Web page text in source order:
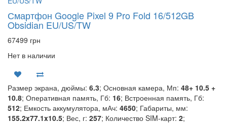
Смартфон Google Pixel 9 Pro Fold 16/512GB
Obsidian EU/US/TW
67499 грн
Нет в наличии
Размер экрана, дюймы: 6.3; Основная камера, Мп: 48+ 10.5 +
10.8; Оперативная память, Гб: 16; Встроенная память, Гб:
512; Емкость аккумулятора, мАч: 4650; Габариты, мм:
155.2x77.1x10.5; Вес, г: 257; Количество SIM-карт: 2;